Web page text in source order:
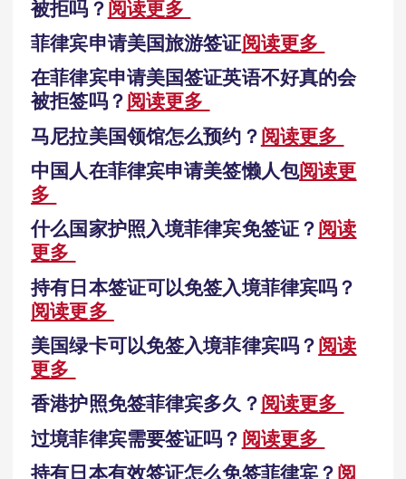
被拒吗？阅读更多
菲律宾申请美国旅游签证阅读更多
在菲律宾申请美国签证英语不好真的会
被拒签吗？阅读更多
马尼拉美国领馆怎么预约？阅读更多
中国人在菲律宾申请美签懒人包阅读更
多
什么国家护照入境菲律宾免签证？阅读
更多
持有日本签证可以免签入境菲律宾吗？
阅读更多
美国绿卡可以免签入境菲律宾吗？阅读
更多
香港护照免签菲律宾多久？阅读更多
过境菲律宾需要签证吗？ 阅读更多
持有日本有效签证怎么免签菲律宾？阅